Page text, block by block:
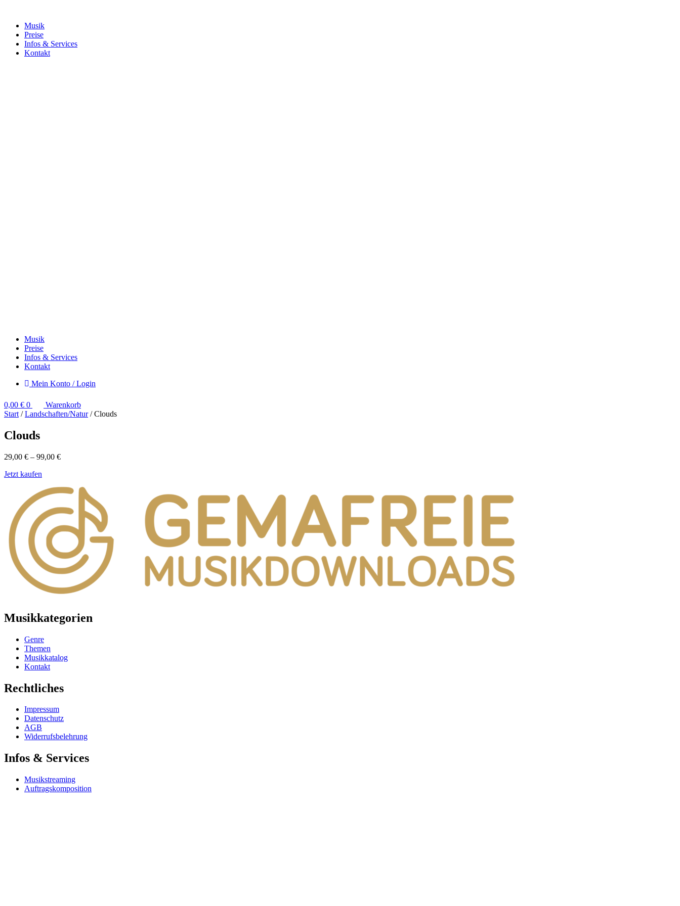
Musik
Preise
Infos & Services
Kontakt
Musik
Preise
Infos & Services
Kontakt
Mein Konto / Login
0,00 € 0
Warenkorb
Start /Landschaften/Natur/ Clouds
Clouds
29,00 € – 99,00 €
Jetzt kaufen
Musikkategorien
Genre
Themen
Musikkatalog
Kontakt
Rechtliches
Impressum
Datenschutz
AGB
Widerrufsbelehrung
Infos & Services
Musikstreaming
Auftragskomposition